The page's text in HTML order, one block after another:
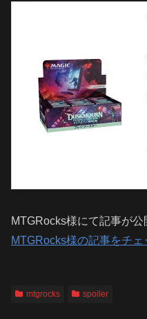
MTGRocks様にて記事が公
MTGRocks様の記事をチェ
mtgrocks spoiler